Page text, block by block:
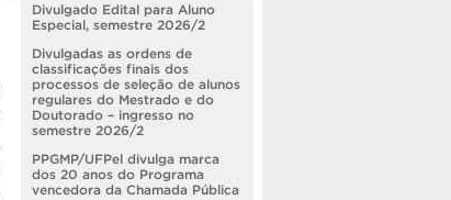
Divulgado Edital para Aluno
Especial, semestre 2026/2
Divulgadas as ordens de
classificações finais dos
processos de seleção de alunos
regulares do Mestrado e do
Doutorado – ingresso no
semestre 2026/2
PPGMP/UFPel divulga marca
dos 20 anos do Programa
vencedora da Chamada Pública